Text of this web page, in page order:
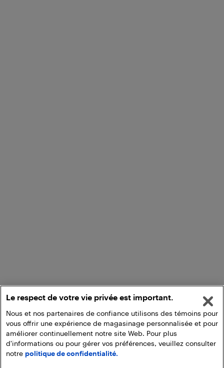
Ajouter au panier
Le respect de votre vie privée est important.
Nous et nos partenaires de confiance utilisons des témoins pour
vous offrir une expérience de magasinage personnalisée et pour
améliorer continuellement notre site Web. Pour plus
d'informations ou pour gérer vos préférences, veuillez consulter
notre politique de confidentialité.